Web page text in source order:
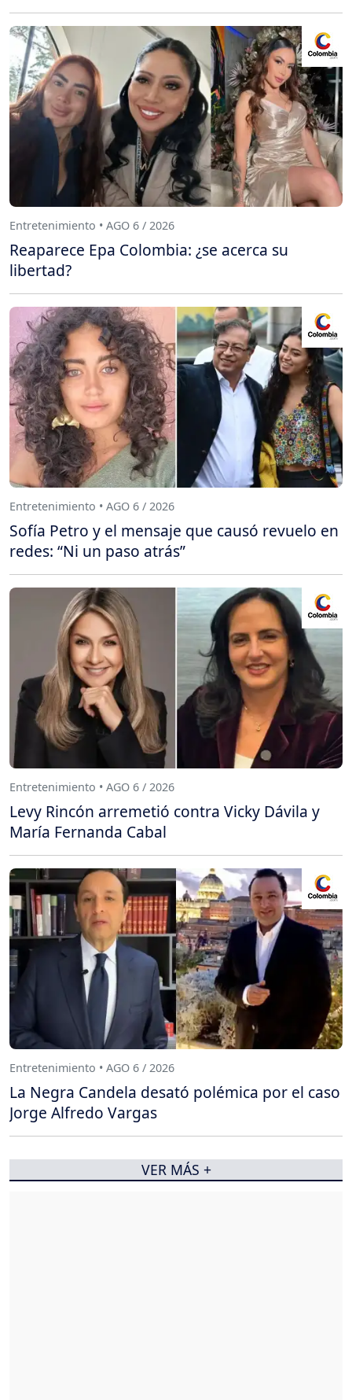
Entretenimiento • AGO 6 / 2026
Reaparece Epa Colombia: ¿se acerca su
libertad?
Entretenimiento • AGO 6 / 2026
Sofía Petro y el mensaje que causó revuelo en
redes: “Ni un paso atrás”
Entretenimiento • AGO 6 / 2026
Levy Rincón arremetió contra Vicky Dávila y
María Fernanda Cabal
Entretenimiento • AGO 6 / 2026
La Negra Candela desató polémica por el caso
Jorge Alfredo Vargas
VER MÁS +